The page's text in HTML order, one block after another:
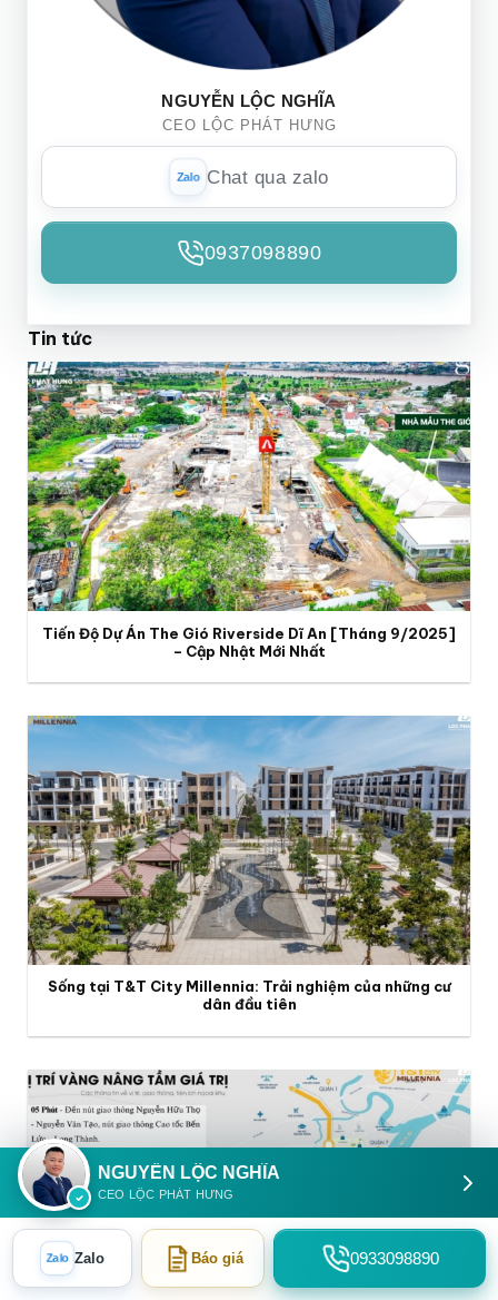
NGUYỄN LỘC NGHĨA
CEO LỘC PHÁT HƯNG
Chat qua zalo
0937098890
Tin tức
Tiến Độ Dự Án The Gió Riverside Dĩ An [Tháng 9/2025]
– Cập Nhật Mới Nhất
Sống tại T&T City Millennia: Trải nghiệm của những cư
dân đầu tiên
NGUYỄN LỘC NGHĨA
CEO LỘC PHÁT HƯNG
Zalo Zalo Báo giá 0933098890